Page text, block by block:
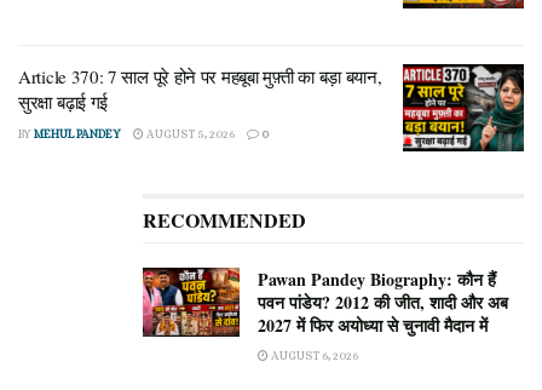
Article 370: 7 साल पूरे होने पर महबूबा मुफ़्ती का बड़ा बयान,
सुरक्षा बढ़ाई गई
BYMEHUL PANDEY AUGUST 5, 2026 0
RECOMMENDED
Pawan Pandey Biography: कौन हैं
पवन पांडेय? 2012 की जीत, शादी और अब
2027 में फिर अयोध्या से चुनावी मैदान में
AUGUST 6, 2026